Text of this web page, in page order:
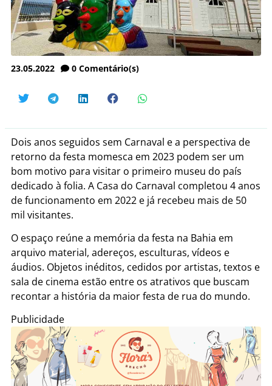
23.05.2022 0 Comentário(s)
Dois anos seguidos sem Carnaval e a perspectiva de
retorno da festa momesca em 2023 podem ser um
bom motivo para visitar o primeiro museu do país
dedicado à folia. A Casa do Carnaval completou 4 anos
de funcionamento em 2022 e já recebeu mais de 50
mil visitantes.
O espaço reúne a memória da festa na Bahia em
arquivo material, adereços, esculturas, vídeos e
áudios. Objetos inéditos, cedidos por artistas, textos e
sala de cinema estão entre os atrativos que buscam
recontar a história da maior festa de rua do mundo.
Publicidade